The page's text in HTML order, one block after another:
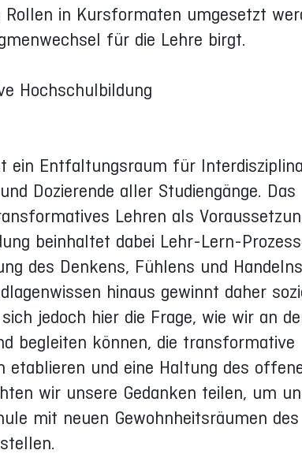
in Kursformaten umgesetzt
für die Lehre birgt.
Hochschulbildung
ein Entfaltungsraum für
Dozierende aller Studiengänge. Das
Lehren als
beinhaltet dabei Lehr-Lern-
des Denkens, Fühlens und Handelns
hinaus gewinnt daher
jedoch hier die Frage, wie wir an
begleiten können, die transformative
etablieren und eine Haltung des
wir unsere Gedanken teilen, um
mit neuen Gewohnheitsräumen des